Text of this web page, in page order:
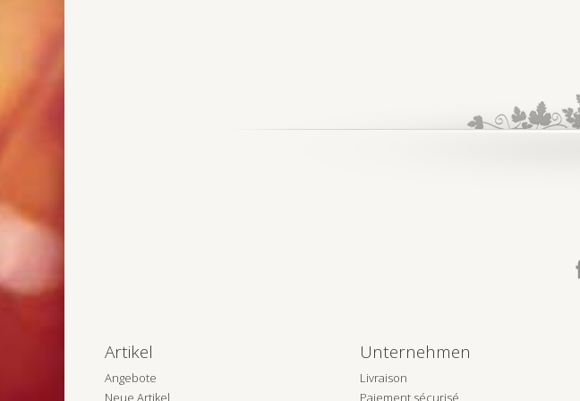
Artikel
Angebote
Neue Artikel
Unternehmen
Livraison
Paiement sécurisé